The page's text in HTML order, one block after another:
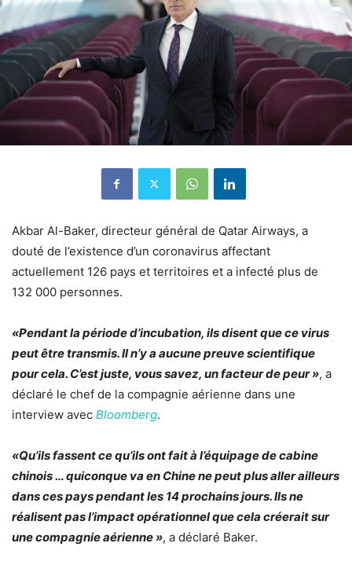
Akbar Al-Baker, directeur général de Qatar Airways, a
douté de l’existence d’un coronavirus affectant
actuellement 126 pays et territoires et a infecté plus de
132 000 personnes.
«Pendant la période d’incubation, ils disent que ce virus
peut être transmis. Il n’y a aucune preuve scientifique
pour cela. C’est juste, vous savez, un facteur de peur », a
déclaré le chef de la compagnie aérienne dans une
interview avec Bloomberg.
«Qu’ils fassent ce qu’ils ont fait à l’équipage de cabine
chinois … quiconque va en Chine ne peut plus aller ailleurs
dans ces pays pendant les 14 prochains jours. Ils ne
réalisent pas l’impact opérationnel que cela créerait sur
une compagnie aérienne », a déclaré Baker.